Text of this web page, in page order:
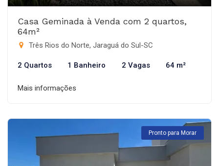
Casa Geminada à Venda com 2 quartos,
64m²
Três Rios do Norte, Jaraguá do Sul-SC
2 Quartos 1 Banheiro 2 Vagas 64 m²
Mais informações
Pronto para Morar